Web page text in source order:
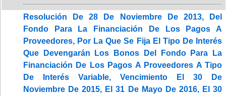
Resolución De 28 De Noviembre De 2013, Del
Fondo Para La Financiación De Los Pagos A
Proveedores, Por La Que Se Fija El Tipo De Interés
Que Devengarán Los Bonos Del Fondo Para La
Financiación De Los Pagos A Proveedores A Tipo
De Interés Variable, Vencimiento El 30 De
Noviembre De 2015, El 31 De Mayo De 2016, El 30